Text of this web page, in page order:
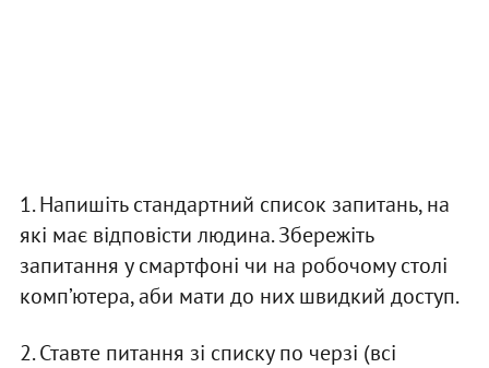
1. Напишіть стандартний список запитань, на
які має відповісти людина. Збережіть
запитання у смартфоні чи на робочому столі
комп’ютера, аби мати до них швидкий доступ.
2. Ставте питання зі списку по черзі (всі